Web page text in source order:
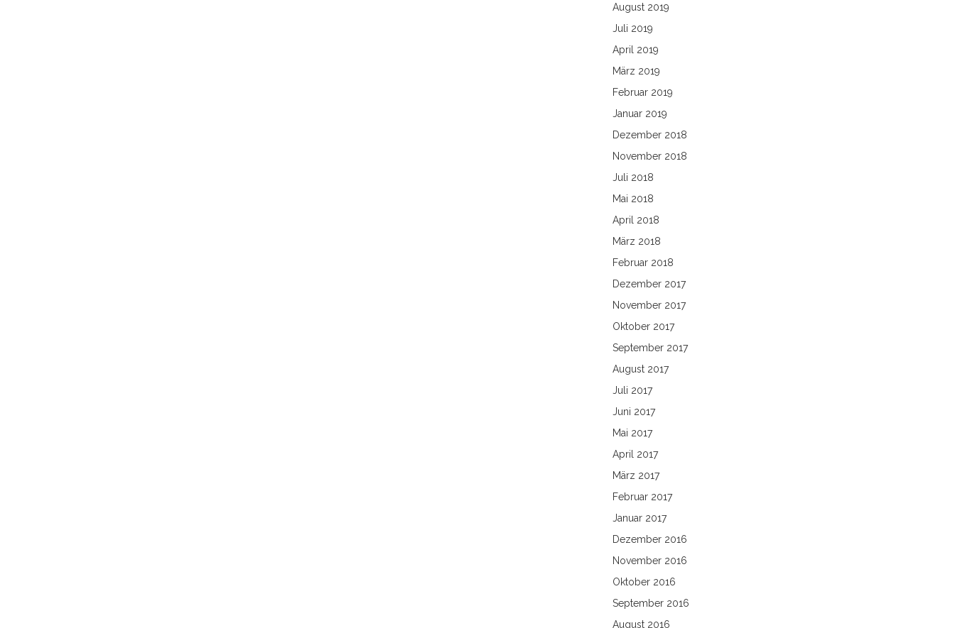
August 2019
Juli 2019
April 2019
März 2019
Februar 2019
Januar 2019
Dezember 2018
November 2018
Juli 2018
Mai 2018
April 2018
März 2018
Februar 2018
Dezember 2017
November 2017
Oktober 2017
September 2017
August 2017
Juli 2017
Juni 2017
Mai 2017
April 2017
März 2017
Februar 2017
Januar 2017
Dezember 2016
November 2016
Oktober 2016
September 2016
August 2016